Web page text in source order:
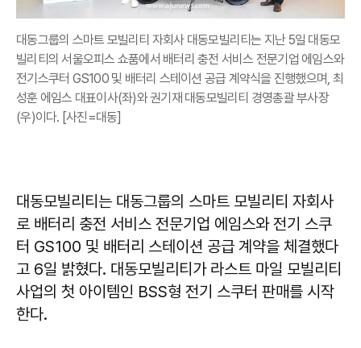
대동그룹의 스마트 모빌리티 자회사 대동모빌리티는 지난 5일 대동모
빌리티의 서울오피스 쇼품에서 배터리 충전 서비스 전문기업 에임스와
전기스쿠터 GS100 및 배터리 스테이션 공급 계약식을 진행했으며, 최
성훈 에임스 대표이사(좌)와 권기재 대동모빌리티 경영총괄 부사장
(우)이다. [사진=대동]
대동모빌리티는 대동그룹의 스마트 모빌리티 자회사
로 배터리 충전 서비스 전문기업 에임스와 전기 스쿠
터 GS100 및 배터리 스테이션 공급 계약을 체결했다
고 6일 밝혔다. 대동모빌리티가 라스트 마일 모빌리티
사업의 첫 아이템인 BSS형 전기 스쿠터 판매를 시작
한다.